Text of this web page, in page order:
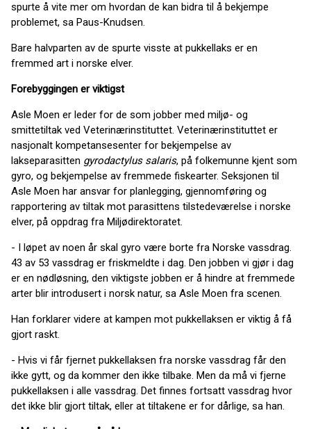
spurte å vite mer om hvordan de kan bidra til å bekjempe
problemet, sa Paus-Knudsen.
Bare halvparten av de spurte visste at pukkellaks er en
fremmed art i norske elver.
Forebyggingen er viktigst
Asle Moen er leder for de som jobber med miljø- og
smittetiltak ved Veterinærinstituttet. Veterinærinstituttet er
nasjonalt kompetansesenter for bekjempelse av
lakseparasitten gyrodactylus salaris, på folkemunne kjent som
gyro, og bekjempelse av fremmede fiskearter. Seksjonen til
Asle Moen har ansvar for planlegging, gjennomføring og
rapportering av tiltak mot parasittens tilstedeværelse i norske
elver, på oppdrag fra Miljødirektoratet.
- I løpet av noen år skal gyro være borte fra Norske vassdrag.
43 av 53 vassdrag er friskmeldte i dag. Den jobben vi gjør i dag
er en nødløsning, den viktigste jobben er å hindre at fremmede
arter blir introdusert i norsk natur, sa Asle Moen fra scenen.
Han forklarer videre at kampen mot pukkellaksen er viktig å få
gjort raskt.
- Hvis vi får fjernet pukkellaksen fra norske vassdrag får den
ikke gytt, og da kommer den ikke tilbake. Men da må vi fjerne
pukkellaksen i alle vassdrag. Det finnes fortsatt vassdrag hvor
det ikke blir gjort tiltak, eller at tiltakene er for dårlige, sa han.